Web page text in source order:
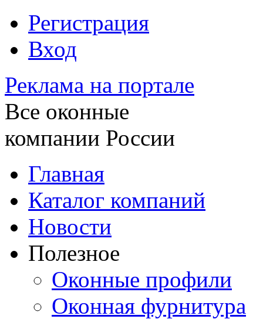
Регистрация
Вход
Реклама на портале
Все оконные
компании России
Главная
Каталог компаний
Новости
Полезное
Оконные профили
Оконная фурнитура